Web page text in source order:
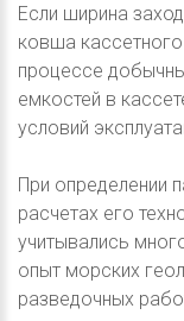
Если ширина
ковша
процессе
емкостей в
условий
При определении
расчетах его
учитывались
опыт морских
разведочных